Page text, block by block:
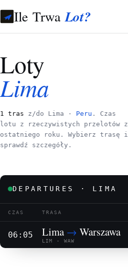
Ile TrwaLot?
Loty
Lima
1 tras z/do Lima · Peru . Czas
lotu z rzeczywistych przelotów z
ostatniego roku. Wybierz trasę i
sprawdź szczegóły.
DEPARTURES · LIMA
CZAS TRASA
06:05 Lima → Warszawa
LIM · WAW